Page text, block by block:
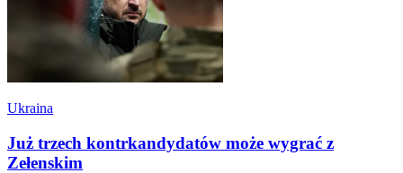
Ukraina
Już trzech kontrkandydatów może wygrać z
Zełenskim